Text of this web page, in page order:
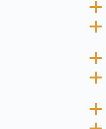
a
a
a
a
a